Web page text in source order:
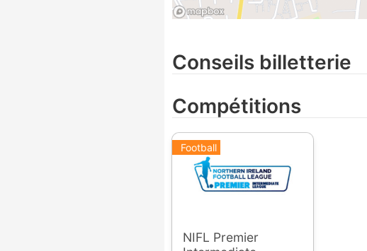
Conseils billetterie
Compétitions
Football
NIFL Premier